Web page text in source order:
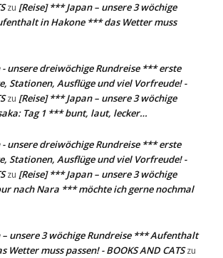
zu [Reise] *** Japan – unsere 3 wöchige
in Hakone *** das Wetter muss
- unsere dreiwöchige Rundreise *** erste
Stationen, Ausflüge und viel Vorfreude! -
zu [Reise] *** Japan – unsere 3 wöchige
Tag 1 *** bunt, laut, lecker…
- unsere dreiwöchige Rundreise *** erste
Stationen, Ausflüge und viel Vorfreude! -
zu [Reise] *** Japan – unsere 3 wöchige
nach Nara *** möchte ich gerne nochmal
– unsere 3 wöchige Rundreise *** Aufenthalt
Wetter muss passen! - BOOKS AND CATSzu